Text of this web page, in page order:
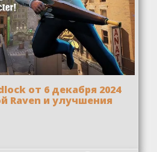
от 6 декабря 2024
Raven и улучшения